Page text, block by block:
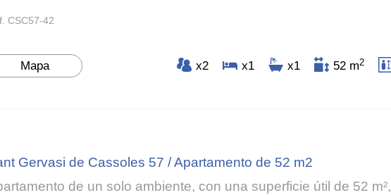
CSC57-42
Mapa x2 x1 x1 52 m2
Gervasi de Cassoles 57 / Apartamento de 52 m2
de un solo ambiente, con una superficie útil de 52 m²,